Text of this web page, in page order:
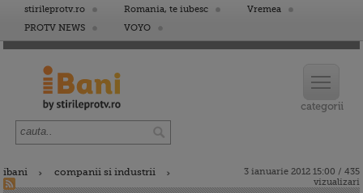
stirileprotv.ro Romania, te iubesc
Vremea
PROTV NEWS
VOYO
ibani companii si industrii
3 ianuarie 2012 15:00 / 435
vizualizari